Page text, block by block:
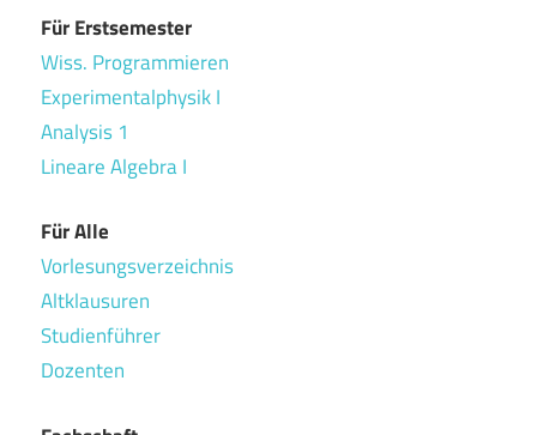
Für Erstsemester
Wiss. Programmieren
Experimentalphysik I
Analysis 1
Lineare Algebra I
Für Alle
Vorlesungsverzeichnis
Altklausuren
Studienführer
Dozenten